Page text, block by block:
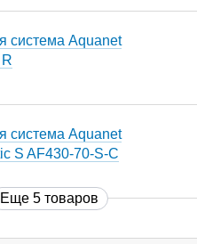
система Aquanet
система Aquanet
S AF430-70-S-C
Еще 5 товаров